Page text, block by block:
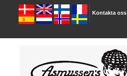
Kontakta oss